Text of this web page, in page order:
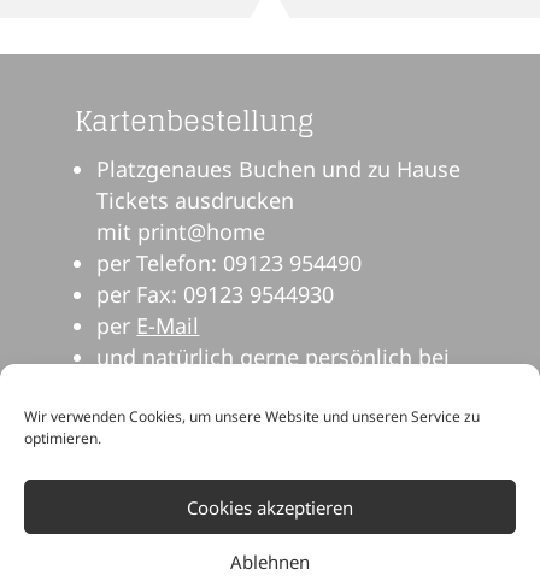
Wir verwenden Cookies, um unsere Website und unseren Service zu
optimieren.
Cookies akzeptieren
Ablehnen
Kartenbestellung
Platzgenaues Buchen und zu Hause
Tickets ausdrucken
mit print@home
per Telefon: 09123 954490
per Fax: 09123 9544930
per E-Mail
und natürlich gerne persönlich bei